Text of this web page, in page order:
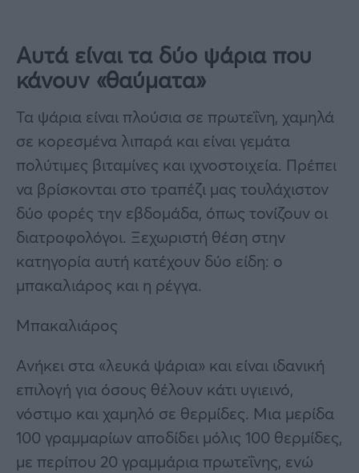
Αυτά είναι τα δύο ψάρια που
κάνουν «θαύματα»
Τα ψάρια είναι πλούσια σε πρωτεΐνη, χαμηλά
σε κορεσμένα λιπαρά και είναι γεμάτα
πολύτιμες βιταμίνες και ιχνοστοιχεία. Πρέπει
να βρίσκονται στο τραπέζι μας τουλάχιστον
δύο φορές την εβδομάδα, όπως τονίζουν οι
διατροφολόγοι. Ξεχωριστή θέση στην
κατηγορία αυτή κατέχουν δύο είδη: ο
μπακαλιάρος και η ρέγγα.
Μπακαλιάρος
Ανήκει στα «λευκά ψάρια» και είναι ιδανική
επιλογή για όσους θέλουν κάτι υγιεινό,
νόστιμο και χαμηλό σε θερμίδες. Μια μερίδα
100 γραμμαρίων αποδίδει μόλις 100 θερμίδες,
με περίπου 20 γραμμάρια πρωτεΐνης, ενώ